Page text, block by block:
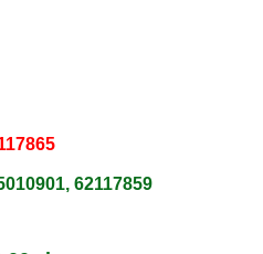
62117859